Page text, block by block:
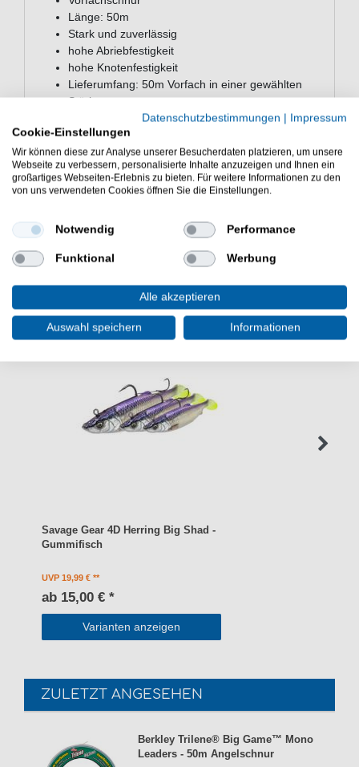
Länge: 50m
Stark und zuverlässig
hohe Abriebfestigkeit
hohe Knotenfestigkeit
Lieferumfang: 50m Vorfach in einer gewählten
Stärke
Günstig Trilene® Big Game™ Mono Leaders online
kaufen und sparen. Berkley Schnur zum Angeln im
Salzwasser. - HIER 50m Angelschnur bestellen.
WEITERE INTERESSANTE ARTIKEL
Savage Gear 4D Herring Big Shad -
Gummifisch
UVP 19,99 €
ab 15,00 € *
Varianten anzeigen
ZULETZT ANGESEHEN
Berkley Trilene® Big Game™ Mono
Leaders - 50m Angelschnur
Datenschutzbestimmungen | Impressum
Cookie-Einstellungen
Wir können diese zur Analyse unserer Besucherdaten platzieren, um unsere
Webseite zu verbessern, personalisierte Inhalte anzuzeigen und Ihnen ein
großartiges Webseiten-Erlebnis zu bieten. Für weitere Informationen zu den
von uns verwendeten Cookies öffnen Sie die Einstellungen.
Notwendig Performance
Funktional Werbung
Alle akzeptieren
Auswahl speichern Informationen